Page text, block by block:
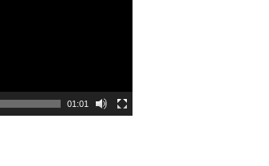
01:01